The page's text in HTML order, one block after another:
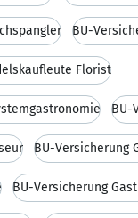
BU-
Florist
BU-
BU-Versicherung